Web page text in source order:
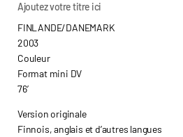
Ajoutez votre titre ici
FINLANDE/DANEMARK
2003
Couleur
Format mini DV
76’
Version originale
Finnois, anglais et d’autres langues